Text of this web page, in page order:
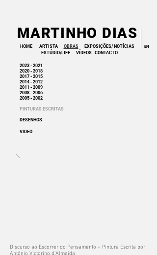
MARTINHO DIAS
HOME ARTISTA OBRAS
EXPOSIÇÕES/ NOTÍCIAS
ESTÚDIO/LIFE
VÍDEOS CONTACTO
EN
2023 - 2021
2020 - 2018
2017 - 2015
2014 - 2012
2011 - 2009
2008 - 2006
2005 - 2002
PINTURAS ESCRITAS
DESENHOS
VIDEO
Discurso ao Escorrer do Pensamento – Pintura Escrita por